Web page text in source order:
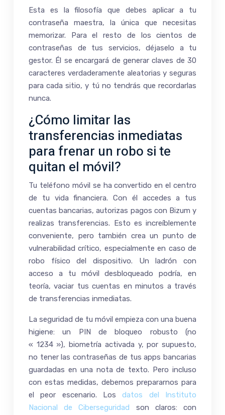
Esta es la filosofía que debes aplicar a tu
contraseña maestra, la única que necesitas
memorizar. Para el resto de los cientos de
contraseñas de tus servicios, déjaselo a tu
gestor. Él se encargará de generar claves de 30
caracteres verdaderamente aleatorias y seguras
para cada sitio, y tú no tendrás que recordarlas
nunca.
¿Cómo limitar las
transferencias inmediatas
para frenar un robo si te
quitan el móvil?
Tu teléfono móvil se ha convertido en el centro
de tu vida financiera. Con él accedes a tus
cuentas bancarias, autorizas pagos con Bizum y
realizas transferencias. Esto es increíblemente
conveniente, pero también crea un punto de
vulnerabilidad crítico, especialmente en caso de
robo físico del dispositivo. Un ladrón con
acceso a tu móvil desbloqueado podría, en
teoría, vaciar tus cuentas en minutos a través
de transferencias inmediatas.
La seguridad de tu móvil empieza con una buena
higiene: un PIN de bloqueo robusto (no
« 1234 »), biometría activada y, por supuesto,
no tener las contraseñas de tus apps bancarias
guardadas en una nota de texto. Pero incluso
con estas medidas, debemos prepararnos para
el peor escenario. Losdatos del Instituto
Nacional de Ciberseguridad son claros: con